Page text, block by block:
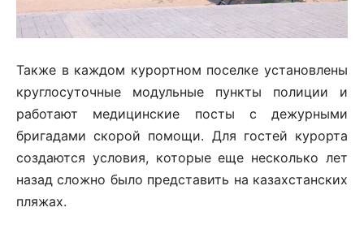
Также в каждом курортном поселке установлены
круглосуточные модульные пункты полиции и
работают медицинские посты с дежурными
бригадами скорой помощи. Для гостей курорта
создаются условия, которые еще несколько лет
назад сложно было представить на казахстанских
пляжах.